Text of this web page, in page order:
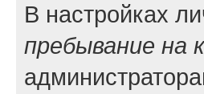
В настройках
пребывание на